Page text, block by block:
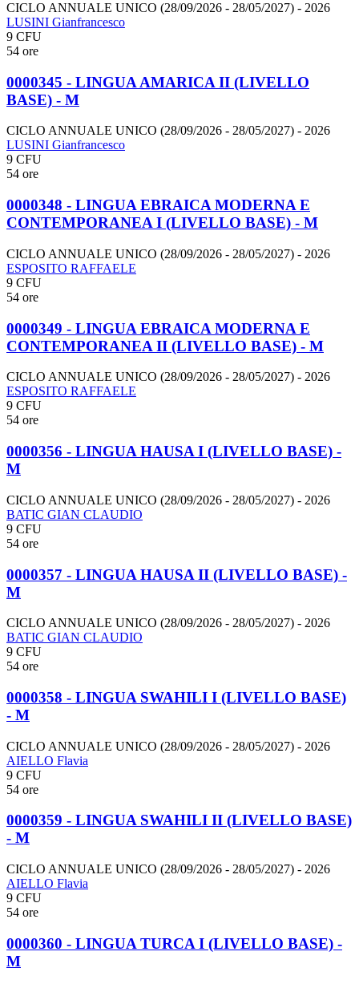
CICLO ANNUALE UNICO (28/09/2026 - 28/05/2027) - 2026
LUSINI Gianfrancesco
9 CFU
54 ore
0000345 - LINGUA AMARICA II (LIVELLO
BASE) - M
CICLO ANNUALE UNICO (28/09/2026 - 28/05/2027) - 2026
LUSINI Gianfrancesco
9 CFU
54 ore
0000348 - LINGUA EBRAICA MODERNA E
CONTEMPORANEA I (LIVELLO BASE) - M
CICLO ANNUALE UNICO (28/09/2026 - 28/05/2027) - 2026
ESPOSITO RAFFAELE
9 CFU
54 ore
0000349 - LINGUA EBRAICA MODERNA E
CONTEMPORANEA II (LIVELLO BASE) - M
CICLO ANNUALE UNICO (28/09/2026 - 28/05/2027) - 2026
ESPOSITO RAFFAELE
9 CFU
54 ore
0000356 - LINGUA HAUSA I (LIVELLO BASE) -
M
CICLO ANNUALE UNICO (28/09/2026 - 28/05/2027) - 2026
BATIC GIAN CLAUDIO
9 CFU
54 ore
0000357 - LINGUA HAUSA II (LIVELLO BASE) -
M
CICLO ANNUALE UNICO (28/09/2026 - 28/05/2027) - 2026
BATIC GIAN CLAUDIO
9 CFU
54 ore
0000358 - LINGUA SWAHILI I (LIVELLO BASE)
- M
CICLO ANNUALE UNICO (28/09/2026 - 28/05/2027) - 2026
AIELLO Flavia
9 CFU
54 ore
0000359 - LINGUA SWAHILI II (LIVELLO BASE)
- M
CICLO ANNUALE UNICO (28/09/2026 - 28/05/2027) - 2026
AIELLO Flavia
9 CFU
54 ore
0000360 - LINGUA TURCA I (LIVELLO BASE) -
M